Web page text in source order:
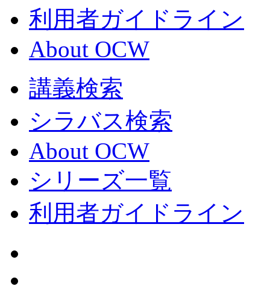
利用者ガイドライン
About OCW
講義検索
シラバス検索
About OCW
シリーズ一覧
利用者ガイドライン